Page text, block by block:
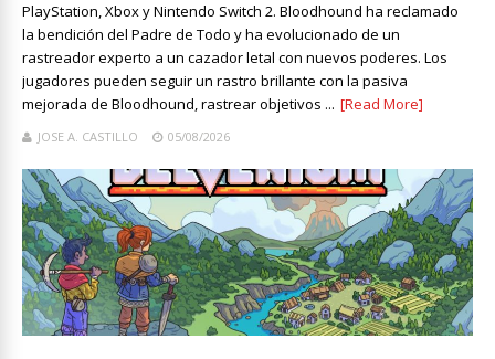
PlayStation, Xbox y Nintendo Switch 2. Bloodhound ha reclamado
la bendición del Padre de Todo y ha evolucionado de un
rastreador experto a un cazador letal con nuevos poderes. Los
jugadores pueden seguir un rastro brillante con la pasiva
mejorada de Bloodhound, rastrear objetivos ... [Read More]
JOSE A. CASTILLO 05/08/2026